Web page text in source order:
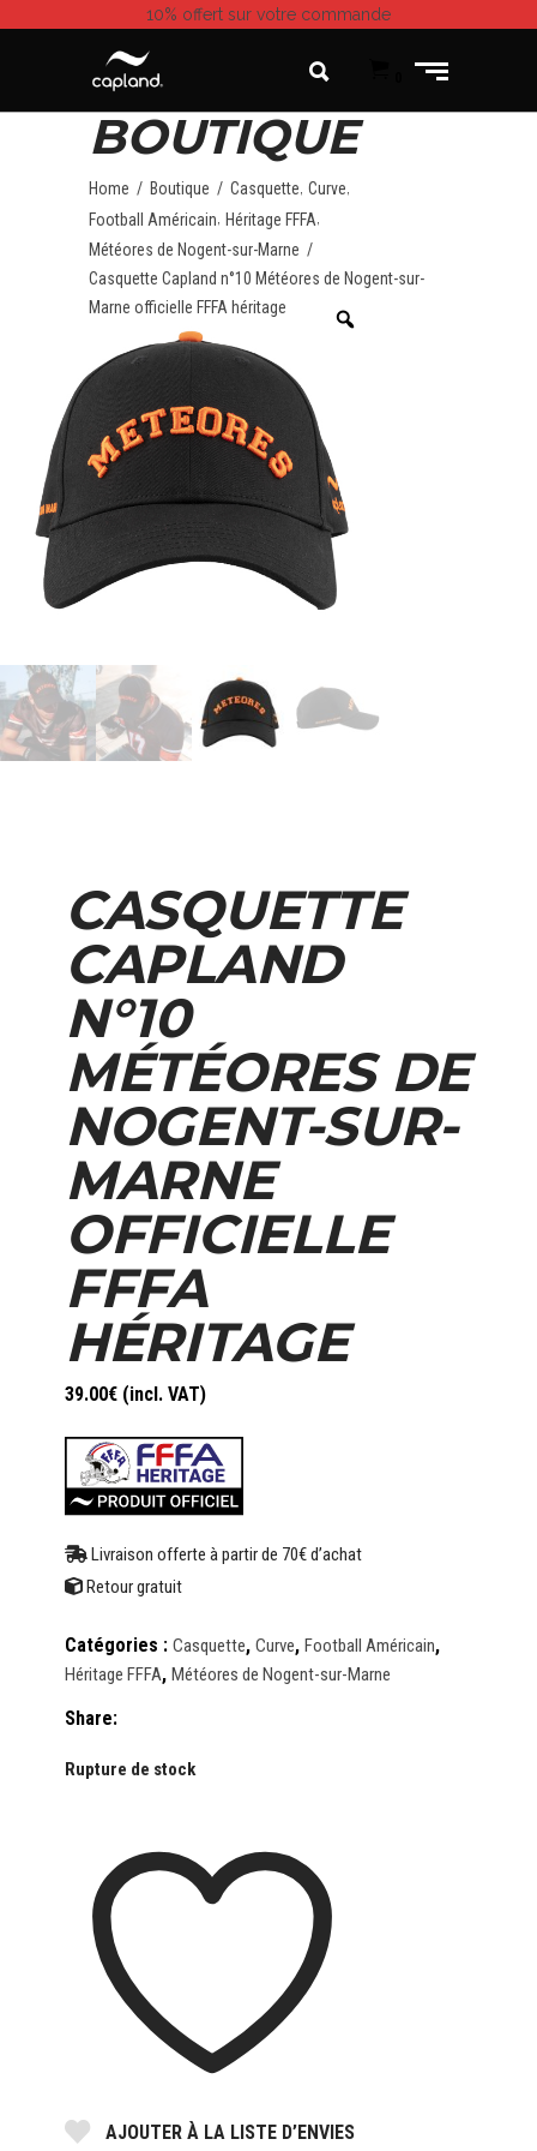
10% offert sur votre commande
BOUTIQUE
Home / Boutique / Casquette Curve
Football Américain, Héritage FFFA,
Météores de Nogent-sur-Marne /
Casquette Capland n°10 Météores de Nogent-sur-
Marne officielle FFFA héritage
CASQUETTE
CAPLAND
N°10
MÉTÉORES DE
NOGENT-SUR-
MARNE
OFFICIELLE
FFFA
HÉRITAGE
39.00€ (incl. VAT)
Livraison offerte à partir de 70€ d’achat
Retour gratuit
Catégories : Casquette, Curve, Football Américain,
Héritage FFFA, Météores de Nogent-sur-Marne
Share:
Rupture de stock
AJOUTER À LA LISTE D’ENVIES